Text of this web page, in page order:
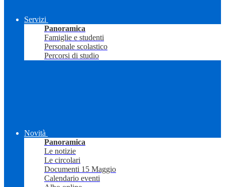
Servizi
Panoramica
Famiglie e studenti
Personale scolastico
Percorsi di studio
Novità
Panoramica
Le notizie
Le circolari
Documenti 15 Maggio
Calendario eventi